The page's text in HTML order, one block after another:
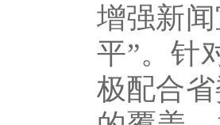
增强新
平”。针
极配合